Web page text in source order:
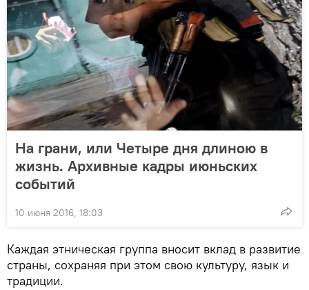
На грани, или Четыре дня длиною в
жизнь. Архивные кадры июньских
событий
10 июня 2016, 18:03
Каждая этническая группа вносит вклад в развитие
страны, сохраняя при этом свою культуру, язык и
традиции.